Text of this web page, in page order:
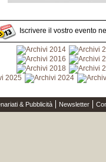
Iscrivere il vostro evento
& Pubblicità Newsletter